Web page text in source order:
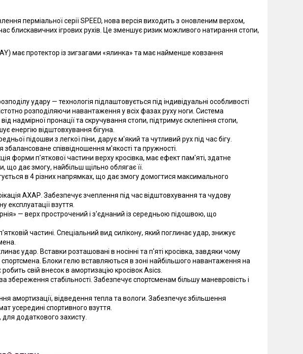
перміальної серії SPEED, нова версія виходить з оновленим верхом,
час блискавичних ігрових рухів. Це зменшує ризик можливого натирання стопи,
має протектор із зигзагами «ялинка» та має найменше ковзання
удару — технологія підлаштовується під індивідуальні особливості
розподіляючи навантаження у всіх фазах руху ноги. Система
надмірної пронації та скручування стопи, підтримує склепіння стопи,
енергію відштовхування бігуна.
підошви з легкої піни, дарує м'який та чутливий рух під час бігу.
збалансоване співвідношення м'якості та пружності.
форми п'яткової частини верху кросівка, має ефект пам'яті, здатне
дає змогу, найбільш щільно облягає її.
в 4 різних напрямках, що дає змогу домогтися максимального
АХАР. Забезпечує зчеплення під час відштовхування та чудову
взуття.
— верх прострочений і з'єднаний із середньою підошвою, що
п'ятковій частині. Спеціальний вид силікону, який поглинає удар, знижує
удар. Вставки розташовані в носінні та п'яті кросівка, завдяки чому
Блоки гелю вставляються в зоні найбільшого навантаження на
свій внесок в амортизацію кросівок Asics.
збереження стабільності. Забезпечує спортсменам більшу маневровість і
амортизації, відведення тепла та вологи. Забезпечує збільшення
усередині спортивного взуття.
для додаткового захисту.